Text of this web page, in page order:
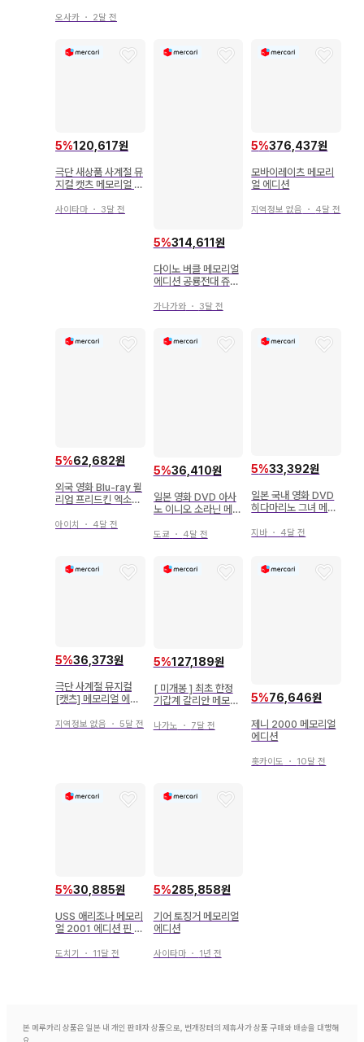
오사카 ・ 2달 전
5%120,617원
극단 새상품 사계절 뮤
지컬 캣츠 메모리얼 에
사양
사이타마 ・ 3달 전
5%314,611원
다이노 버클 메모리얼
에디션 공룡전대 쥬렌
가나가와・ 3달 전
5%376,437원
모바이레이츠 메모리
얼 에디션
지역정보 없음 ・ 4달 전
5%62,682원
외국 영화 Blu-ray 윌
리엄 프리드킨 엑소시
아이치 ・ 4달 전
5%36,410원
일본 영화 DVD 아사
노 이니오 소라닌 메모
도쿄 ・ 4달 전
5%33,392원
일본 국내 영화 DVD
히다마리노 그녀 메모
지바 ・ 4달 전
5%36,373원
극단 사계절 뮤지컬
[캣츠] 메모리얼 에디
지역정보 없음 ・ 5달 전
5%127,189원
[ 미개봉 ] 최초 한정
기갑계 갈리안 메모리
션
나가노 ・ 7달 전
5%76,646원
제니 2000 메모리얼
에디션
홋카이도 ・ 10달 전
5%30,885원
USS 애리조나 메모리
얼 2001 에디션 핀 배
도치기 ・ 11달 전
5%285,858원
기어 토징거 메모리얼
에디션
사이타마・ 1년 전
본 메루카리 상품은 일본 내 개인 판매자 상품으로, 번개장터의 제휴사가 상품 구매와 배송을 대행해